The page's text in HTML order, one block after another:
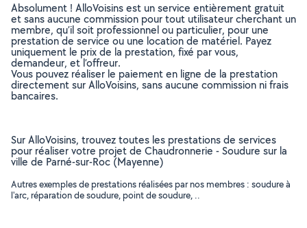
Absolument ! AlloVoisins est un service entièrement gratuit
et sans aucune commission pour tout utilisateur cherchant un
membre, qu’il soit professionnel ou particulier, pour une
prestation de service ou une location de matériel. Payez
uniquement le prix de la prestation, fixé par vous,
demandeur, et l’offreur.
Vous pouvez réaliser le paiement en ligne de la prestation
directement sur AlloVoisins, sans aucune commission ni frais
bancaires.
Sur AlloVoisins, trouvez toutes les prestations de services
pour réaliser votre projet de Chaudronnerie - Soudure sur la
ville de Parné-sur-Roc (Mayenne)
Autres exemples de prestations réalisées par nos membres : soudure à
l'arc, réparation de soudure, point de soudure, ..